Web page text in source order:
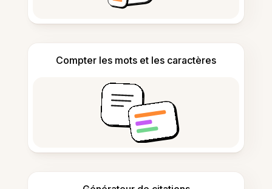
Compter les mots et les caractères